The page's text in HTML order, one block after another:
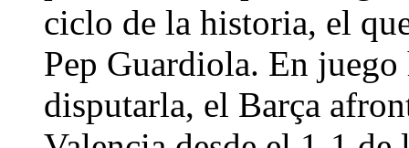
ciclo de la historia, el
Pep Guardiola. En
disputarla, el Barça